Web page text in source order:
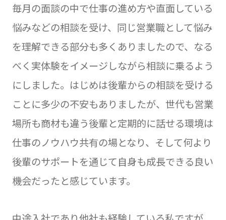
毎月の面談の中で仕事の進め方や直面している
悩みなどの相談を受け、同じ営業職として悩み
を理解できる部分も多くありましたので、なる
べく実体験をイメージしながら相談に乗るよう
にしました。はじめは後輩からの相談を受ける
ことに多少の不安もありましたが、世代も営業
場所も商材も違う後輩と定期的に話せる環境は
仕事のノウハウ共有の場となり、そして何より
後輩のサポートを通じて自身も成長できる良い
機会だったと感じています。